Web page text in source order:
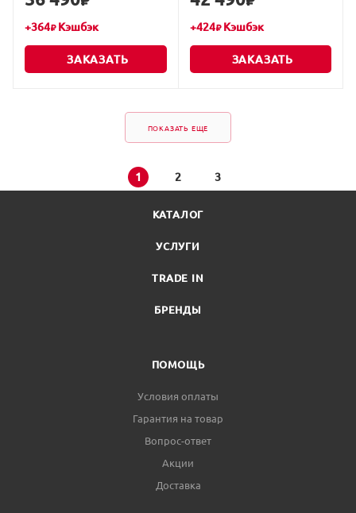
+364₽Кэшбэк
ЗАКАЗАТЬ
+424₽Кэшбэк
ЗАКАЗАТЬ
ПОКАЗАТЬ ЕЩЕ
1 2 3
КАТАЛОГ
УСЛУГИ
TRADE IN
БРЕНДЫ
ПОМОЩЬ
Условия оплаты
Гарантия на товар
Вопрос-ответ
Акции
Доставка